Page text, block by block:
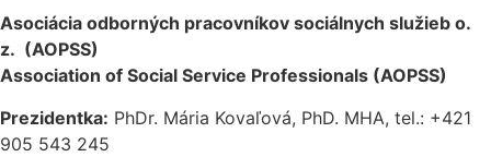
Asociácia odborných pracovníkov sociálnych služieb o.
z. (AOPSS)
Association of Social Service Professionals (AOPSS)
Prezidentka: PhDr. Mária Kovaľová, PhD. MHA, tel.: +421
905 543 245